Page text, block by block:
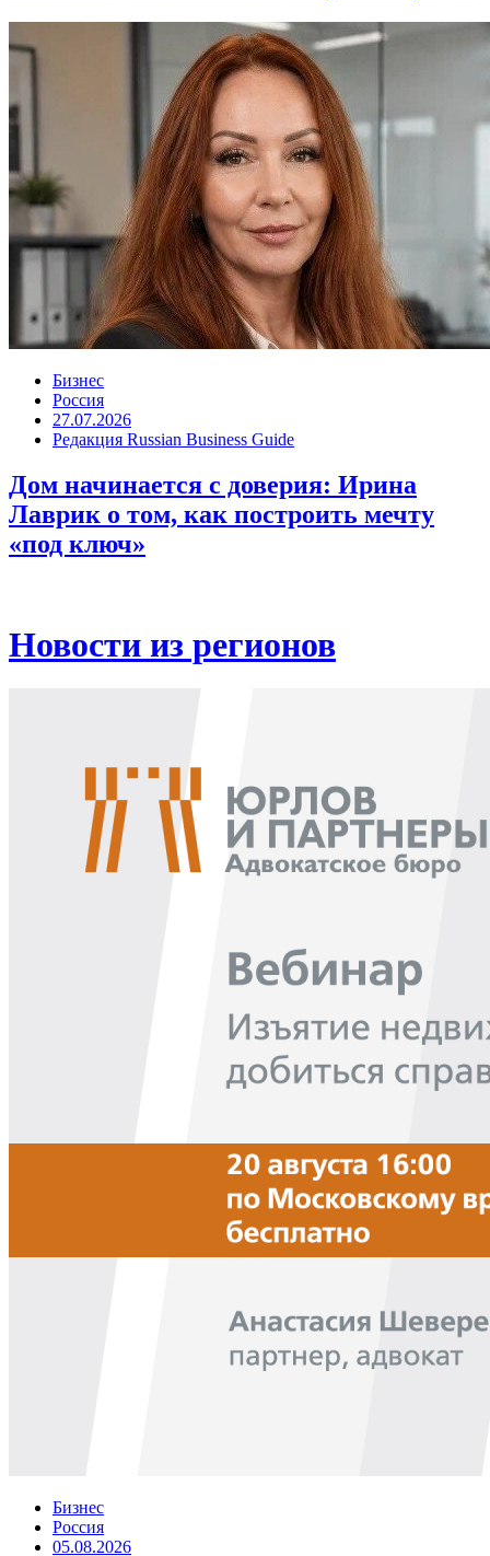
Бизнес
Россия
27.07.2026
Редакция Russian Business Guide
Дом начинается с доверия: Ирина
Лаврик о том, как построить мечту
«под ключ»
Новости из регионов
Бизнес
Россия
05.08.2026